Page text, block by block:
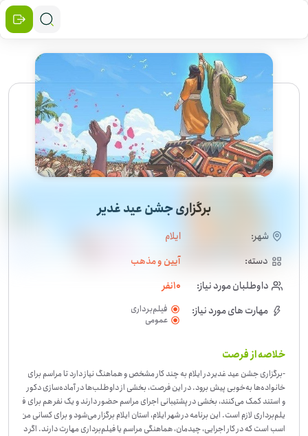
برگزاری جشن عید غدیر
شهر:
ایلام
دسته:
آیین و مذهب
داوطلبان مورد نیاز:
10نفر
مهارت های مورد نیاز:
فیلم‌برداری
عمومی
خلاصه از فرصت
-برگزاری جشن عید غدیر در ایلام به چند کار مشخص و هماهنگ نیاز دارد تا مراسم برای
خانواده‌ها به‌خوبی پیش برود. در این فرصت، بخشی از داوطلب‌ها در آماده‌سازی دکور
و استند کمک می‌کنند، بخشی در پشتیبانی اجرای مراسم حضور دارند و یک نفر هم برای ف
یلم‌برداری لازم است. این برنامه در شهر ایلام، استان ایلام برگزار می‌شود و برای کسانی من
اسب است که در کار اجرایی، چیدمان، هماهنگی مراسم یا فیلم‌برداری مهارت دارند. اگر د